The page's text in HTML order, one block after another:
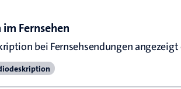
Fernsehen
bei Fernsehsendungen